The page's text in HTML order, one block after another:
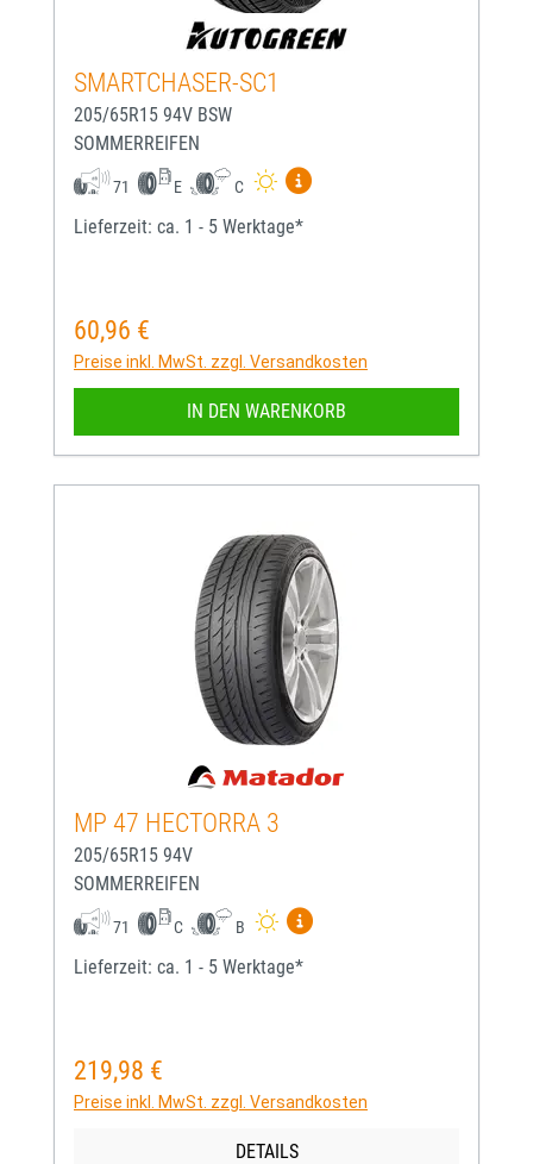
SMARTCHASER-SC1
205/65R15 94V BSW
SOMMERREIFEN
71 E C
Mehr Informationen zum
Lieferzeit: ca. 1 - 5 Werktage*
Regulärer Preis:
60,96 €
Preise inkl. MwSt. zzgl. Versandkosten
IN DEN WARENKORB
MP 47 HECTORRA 3
205/65R15 94V
SOMMERREIFEN
71 C B
Mehr Informationen zum
Lieferzeit: ca. 1 - 5 Werktage*
Regulärer Preis:
219,98 €
Preise inkl. MwSt. zzgl. Versandkosten
DETAILS